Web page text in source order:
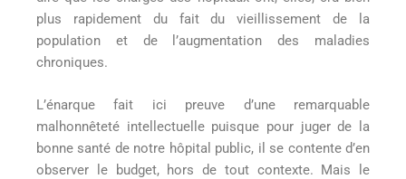
plus rapidement du fait du vieillissement de la
population et de l’augmentation des maladies
chroniques.
L’énarque fait ici preuve d’une remarquable
malhonnêteté intellectuelle puisque pour juger de la
bonne santé de notre hôpital public, il se contente d’en
observer le budget, hors de tout contexte. Mais le